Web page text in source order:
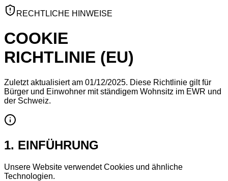
RECHTLICHE HINWEISE
COOKIE
RICHTLINIE (EU)
Zuletzt aktualisiert am 01/12/2025. Diese Richtlinie gilt für
Bürger und Einwohner mit ständigem Wohnsitz im EWR und
der Schweiz.
1. EINFÜHRUNG
Unsere Website verwendet Cookies und ähnliche
Technologien.